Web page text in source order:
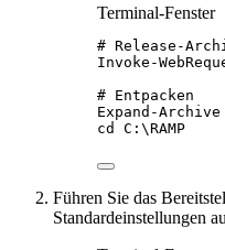
Terminal-Fenster
# Release-
Invoke-
# Entpacken
Expand-Archive
cd C:\RAMP
Führen Sie das
Standardeinstellungen